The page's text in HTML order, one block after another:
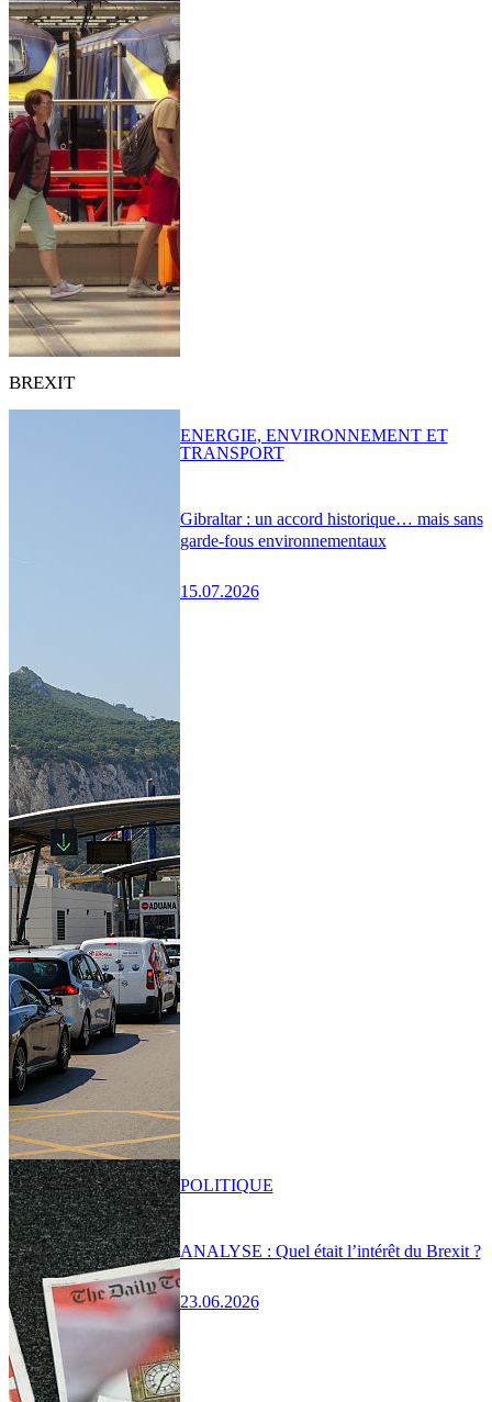
BREXIT
Gibraltar : un accord historique… mais sans
garde-fous environnementaux
15.07.2026
ENERGIE, ENVIRONNEMENT ET
TRANSPORT
ANALYSE : Quel était l’intérêt du Brexit ?
23.06.2026
POLITIQUE